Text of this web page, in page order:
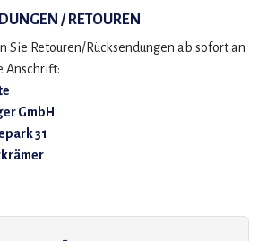
/ RETOUREN
Sie Retouren/Rücksendungen ab sofort an
Anschrift:
GmbH
31